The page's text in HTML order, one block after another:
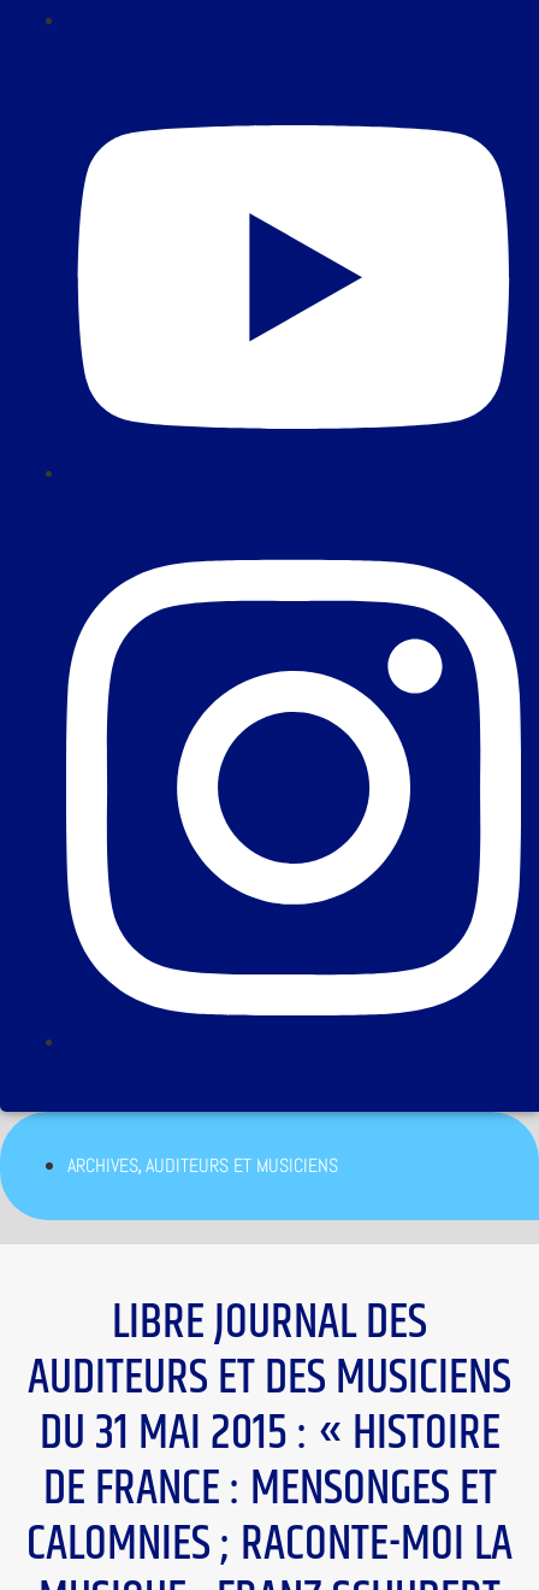
ARCHIVES,AUDITEURS ET MUSICIENS
LIBRE JOURNAL DES
AUDITEURS ET DES MUSICIENS
DU 31 MAI 2015 : « HISTOIRE
DE FRANCE : MENSONGES ET
CALOMNIES ; RACONTE-MOI LA